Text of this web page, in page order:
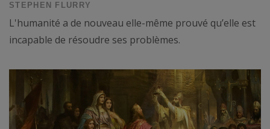
STEPHEN FLURRY
L'humanité a de nouveau elle-même prouvé qu’elle est
incapable de résoudre ses problèmes.